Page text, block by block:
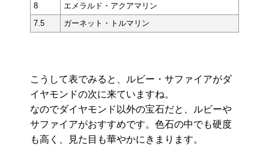
8
エメラルド・アクアマリン
7.5
ガーネット・トルマリン
こうして表でみると、ルビー・サファイアがダ
イヤモンドの次に来ていますね。
なのでダイヤモンド以外の宝石だと、ルビーや
サファイアがおすすめです。色石の中でも硬度
も高く、見た目も華やかにきまります。